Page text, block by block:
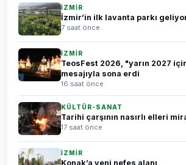
İZMİR
İzmir’in ilk lavanta parkı
7 saat önce
İZMİR
TeosFest 2026, "yarın 2027
mesajıyla sona erdi
16 saat önce
KÜLTÜR-SANAT
Tarihi çarşının nasırlı elleri
17 saat önce
İZMİR
Konak’a yeni nefes alanı